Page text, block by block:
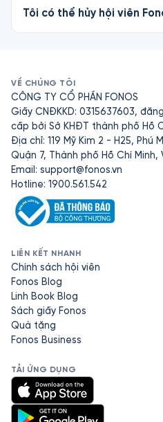
Tôi có thể hủy hội viên
VỀ CHÚNG TÔI
CÔNG TY CỔ PHẦN FONOS
Giấy CNĐKKD: 0315637603,
cấp bởi Sở KHĐT thành phố Hồ
Địa chỉ: 119 Mỹ Kim 2 - H25, Phú
Quận 7, Thành phố Hồ Chí Minh,
Email: support@fonos.vn
Hotline: 1900.561.542
LIÊN KẾT NHANH
Chính sách hội viên
Fonos Blog
Linh Book Blog
Sách giấy Fonos
Quà tặng
Fonos Business
TẢI ỨNG DỤNG